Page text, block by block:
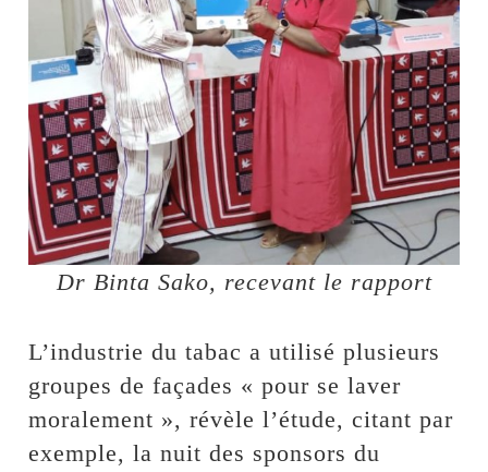
Dr Binta Sako, recevant le rapport
L’industrie du tabac a utilisé plusieurs
groupes de façades « pour se laver
moralement », révèle l’étude, citant par
exemple, la nuit des sponsors du